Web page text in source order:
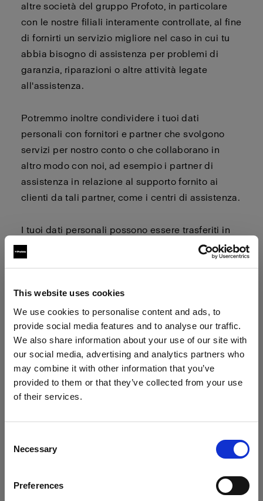
This website uses cookies
We use cookies to personalise content and ads, to
provide social media features and to analyse our traffic.
We also share information about your use of our site with
our social media, advertising and analytics partners who
may combine it with other information that you’ve
provided to them or that they’ve collected from your use
of their services.
Selection
Necessary
Preferences
Aggiornare la tua location?
Luxembourg
altre società del gruppo Profoto, in particolare
con le nostre filiali interamente controllate, al fine
di fornirti un servizio migliore nel caso in cui tu
abbia bisogno di assistenza per problemi di
garanzia, riparazioni o altre attività legate
all'assistenza.
Potremmo inoltre condividere i tuoi dati
personali con fornitori e partner che svolgono
servizi per nostro conto o che collaborano in
altro modo con noi, ad esempio i partner di
assistenza in relazione al supporto fornito ai
clienti da tali partner, come i centri di assistenza.
I tuoi dati personali possono essere trasferiti in
paesi al di fuori dell'UE/SEE, compresi gli Stati
Uniti d'America, il Canada e il Giappone, che
personali inferiore a quello dell'UE/SEE. Quando
trasferiamo i dati personali in paesi al di fuori
dell'UE/SEE, utilizziamo le clausole contrattuali
standard approvate dalla Commissione Europea
per garantire un livello sufficiente di protezione
dei tuoi dati personali. Le clausole contrattuali
standard sono disponibili al seguente
and-fundamental-rights/data-protection/data-
personal-data-third-countries_en.
6. Per quanto tempo conserveremo i